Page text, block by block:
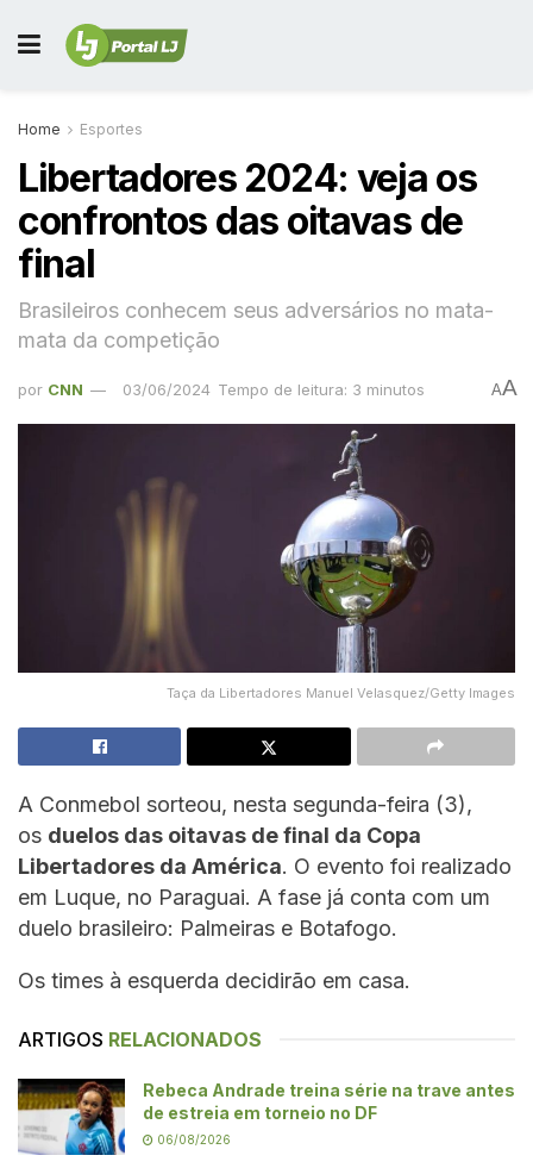
Home Esportes
Libertadores 2024: veja os
confrontos das oitavas de
final
Brasileiros conhecem seus adversários no mata-
mata da competição
por CNN 03/06/2024 Tempo de leitura: 3 minutos AA
Taça da Libertadores Manuel Velasquez/Getty Images
A Conmebol sorteou, nesta segunda-feira (3),
os duelos das oitavas de final da Copa
Libertadores da América. O evento foi realizado
em Luque, no Paraguai. A fase já conta com um
duelo brasileiro: Palmeiras e Botafogo.
Os times à esquerda decidirão em casa.
ARTIGOS RELACIONADOS
Rebeca Andrade treina série na trave antes
de estreia em torneio no DF
06/08/2026